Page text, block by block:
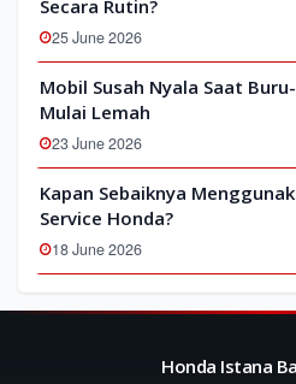
Secara Rutin?
25 June 2026
Mobil Susah Nyala Saat
Mulai Lemah
23 June 2026
Kapan Sebaiknya
Service Honda?
18 June 2026
Honda Istana